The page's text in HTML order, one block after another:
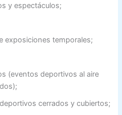
y espectáculos;
exposiciones temporales;
(eventos deportivos al aire
cerrados y cubiertos;